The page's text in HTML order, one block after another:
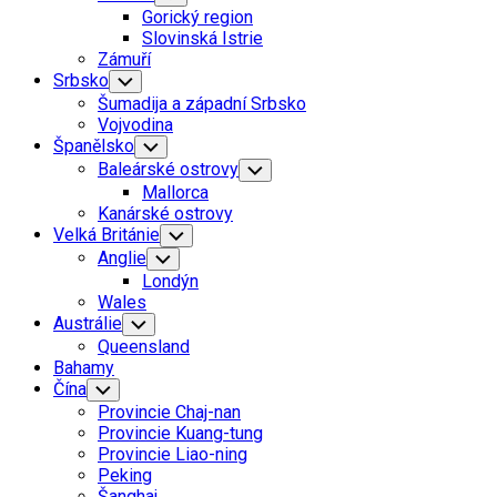
Child
Menu
Gorický region
Slovinská Istrie
Zámuří
Srbsko Toggle
Child
Menu
Šumadija a západní Srbsko
Vojvodina
Španělsko Toggle
Child
Menu
Baleárské ostrovy Toggle
Child
Mallorca
Kanárské ostrovy
Velká Británie Toggle
Child
Menu
Anglie Toggle
Child
Menu
Londýn
Wales
Austrálie Toggle
Child
Menu
Queensland
Bahamy
Čína Toggle
Child
Menu
Provincie Chaj-nan
Provincie Kuang-tung
Provincie Liao-ning
Peking